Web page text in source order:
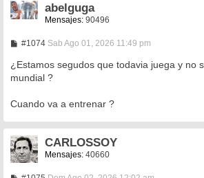
abelguga
Mensajes: 90496
#1074M
n
a
e
Sab Ago 01, 2026 11:49 pm
¿Estamos segudos que todavia juega y no
mundial ?
Cuando va a entrenar ?
CARLOSSOY
Mensajes: 40660